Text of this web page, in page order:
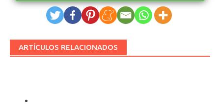
ARTÍCULOS RELACIONADOS